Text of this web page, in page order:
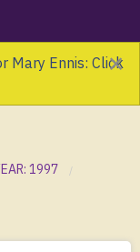
Mary Ennis: Click
×
1997